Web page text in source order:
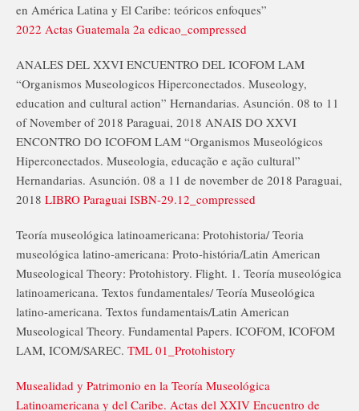
en América Latina y El Caribe: teóricos enfoques”
2022 Actas Guatemala 2a edicao_compressed
ANALES DEL XXVI ENCUENTRO DEL ICOFOM LAM
“Organismos Museologicos Hiperconectados. Museology,
education and cultural action” Hernandarias. Asunción. 08 to 11
of November of 2018 Paraguai, 2018 ANAIS DO XXVI
ENCONTRO DO ICOFOM LAM “Organismos Museológicos
Hiperconectados. Museologia, educação e ação cultural”
Hernandarias. Asunción. 08 a 11 de november de 2018 Paraguai,
2018 LIBRO Paraguai ISBN-29.12_compressed
Teoría museológica latinoamericana: Protohistoria/ Teoria
museológica latino-americana: Proto-história/Latin American
Museological Theory: Protohistory. Flight. 1. Teoría museológica
latinoamericana. Textos fundamentales/ Teoría Museológica
latino-americana. Textos fundamentais/Latin American
Museological Theory. Fundamental Papers. ICOFOM, ICOFOM
LAM, ICOM/SAREC. TML 01_Protohistory
Musealidad y Patrimonio en la Teoría Museológica
Latinoamericana y del Caribe. Actas del XXIV Encuentro de